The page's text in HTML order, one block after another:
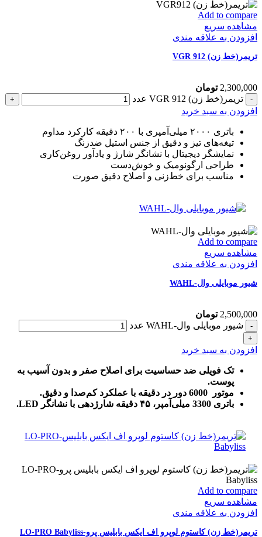
Add to compare
مشاهده سریع
افزودن به علاقه مندی
تریمر(خط زن) VGR 912
2,300,000 تومان
تریمر(خط زن) VGR 912 عدد
افزودن به سبد خرید
باتری ۲۰۰۰ میلی‌آمپری با ۲۰۰ دقیقه کارکرد مداوم
تیغه‌های تیز و دقیق از جنس استیل ضدزنگ
نمایشگر دیجیتال با نشانگر شارژ و یادآور روغن‌کاری
طراحی ارگونومیک و خوش‌دست
مناسب برای خط‌زنی و اصلاح دقیق صورت
Add to compare
مشاهده سریع
افزودن به علاقه مندی
شیور موبایلی وال-WAHL
2,500,000 تومان
شیور موبایلی وال-WAHL عدد
افزودن به سبد خرید
تک فویلی ضد حساسیت برای اصلاح صفر و بدون آسیب به
پوست.
موتور 6000 دور در دقیقه با عملکرد کم‌صدا و دقیق.
باتری 3300 میلی‌آمپر، ۴۵ دقیقه شارژدهی با نشانگر LED.
Add to compare
مشاهده سریع
افزودن به علاقه مندی
تریمر(خط زن) کاستوم لوپرو اف ایکس بابلیس پرو-LO-PRO Babyliss